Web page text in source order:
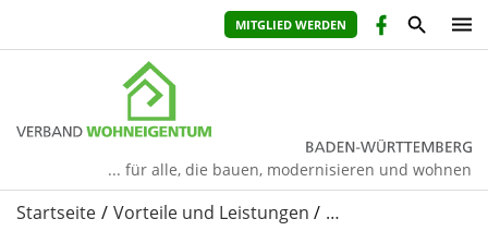
MITGLIED WERDEN
... für alle, die bauen, modernisieren und wohnen
Startseite Vorteile und Leistungen …